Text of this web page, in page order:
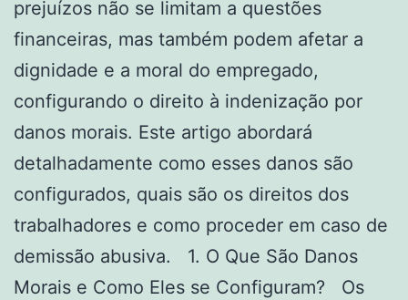
prejuízos não se limitam a questões
financeiras, mas também podem afetar a
dignidade e a moral do empregado,
configurando o direito à indenização por
danos morais. Este artigo abordará
detalhadamente como esses danos são
configurados, quais são os direitos dos
trabalhadores e como proceder em caso de
demissão abusiva. 1. O Que São Danos
Morais e Como Eles se Configuram? Os